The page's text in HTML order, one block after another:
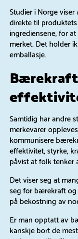
Studier i Norge
direkte til
ingrediensene, for
merket. Det holder
emballasje.
Samtidig har andre
merkevarer
kommunisere
effektivitet, styrke,
påvist at folk tenker
Det viser seg at
seg for bærekraft
på bekostning av
Er man opptatt av
kanskje bort de